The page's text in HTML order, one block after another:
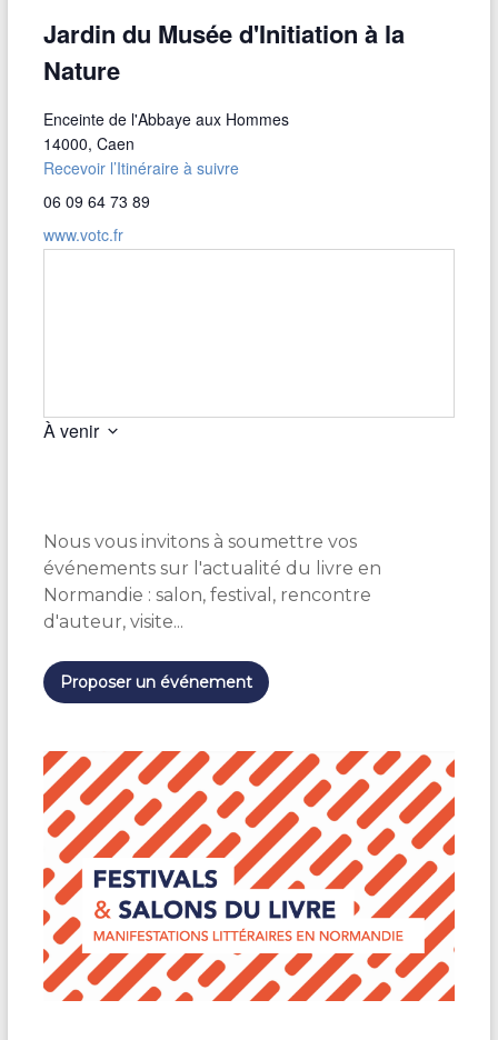
Jardin du Musée d'Initiation à la
Nature
Enceinte de l'Abbaye aux Hommes
14000, Caen
Recevoir l’Itinéraire à suivre
06 09 64 73 89
www.votc.fr
À venir
c
t
i
o
n
e
z
e
d
a
t
.
Nous vous invitons à soumettre vos
événements sur l'actualité du livre en
Normandie : salon, festival, rencontre
d'auteur, visite...
Proposer un événement